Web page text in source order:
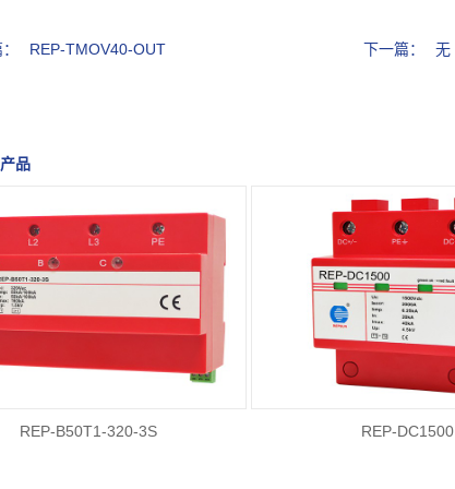
REP-TMOV40-OUT 下一篇： 无
品
REP-B50T1-320-3S REP-DC1500